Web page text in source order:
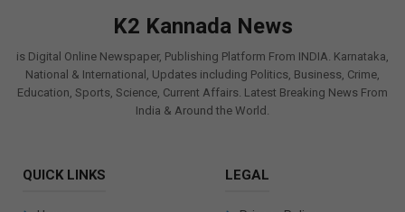
K2 Kannada News
is Digital Online Newspaper, Publishing Platform From INDIA. Karnataka,
National & International, Updates including Politics, Business, Crime,
Education, Sports, Science, Current Affairs. Latest Breaking News From
India & Around the World.
QUICK LINKS LEGAL